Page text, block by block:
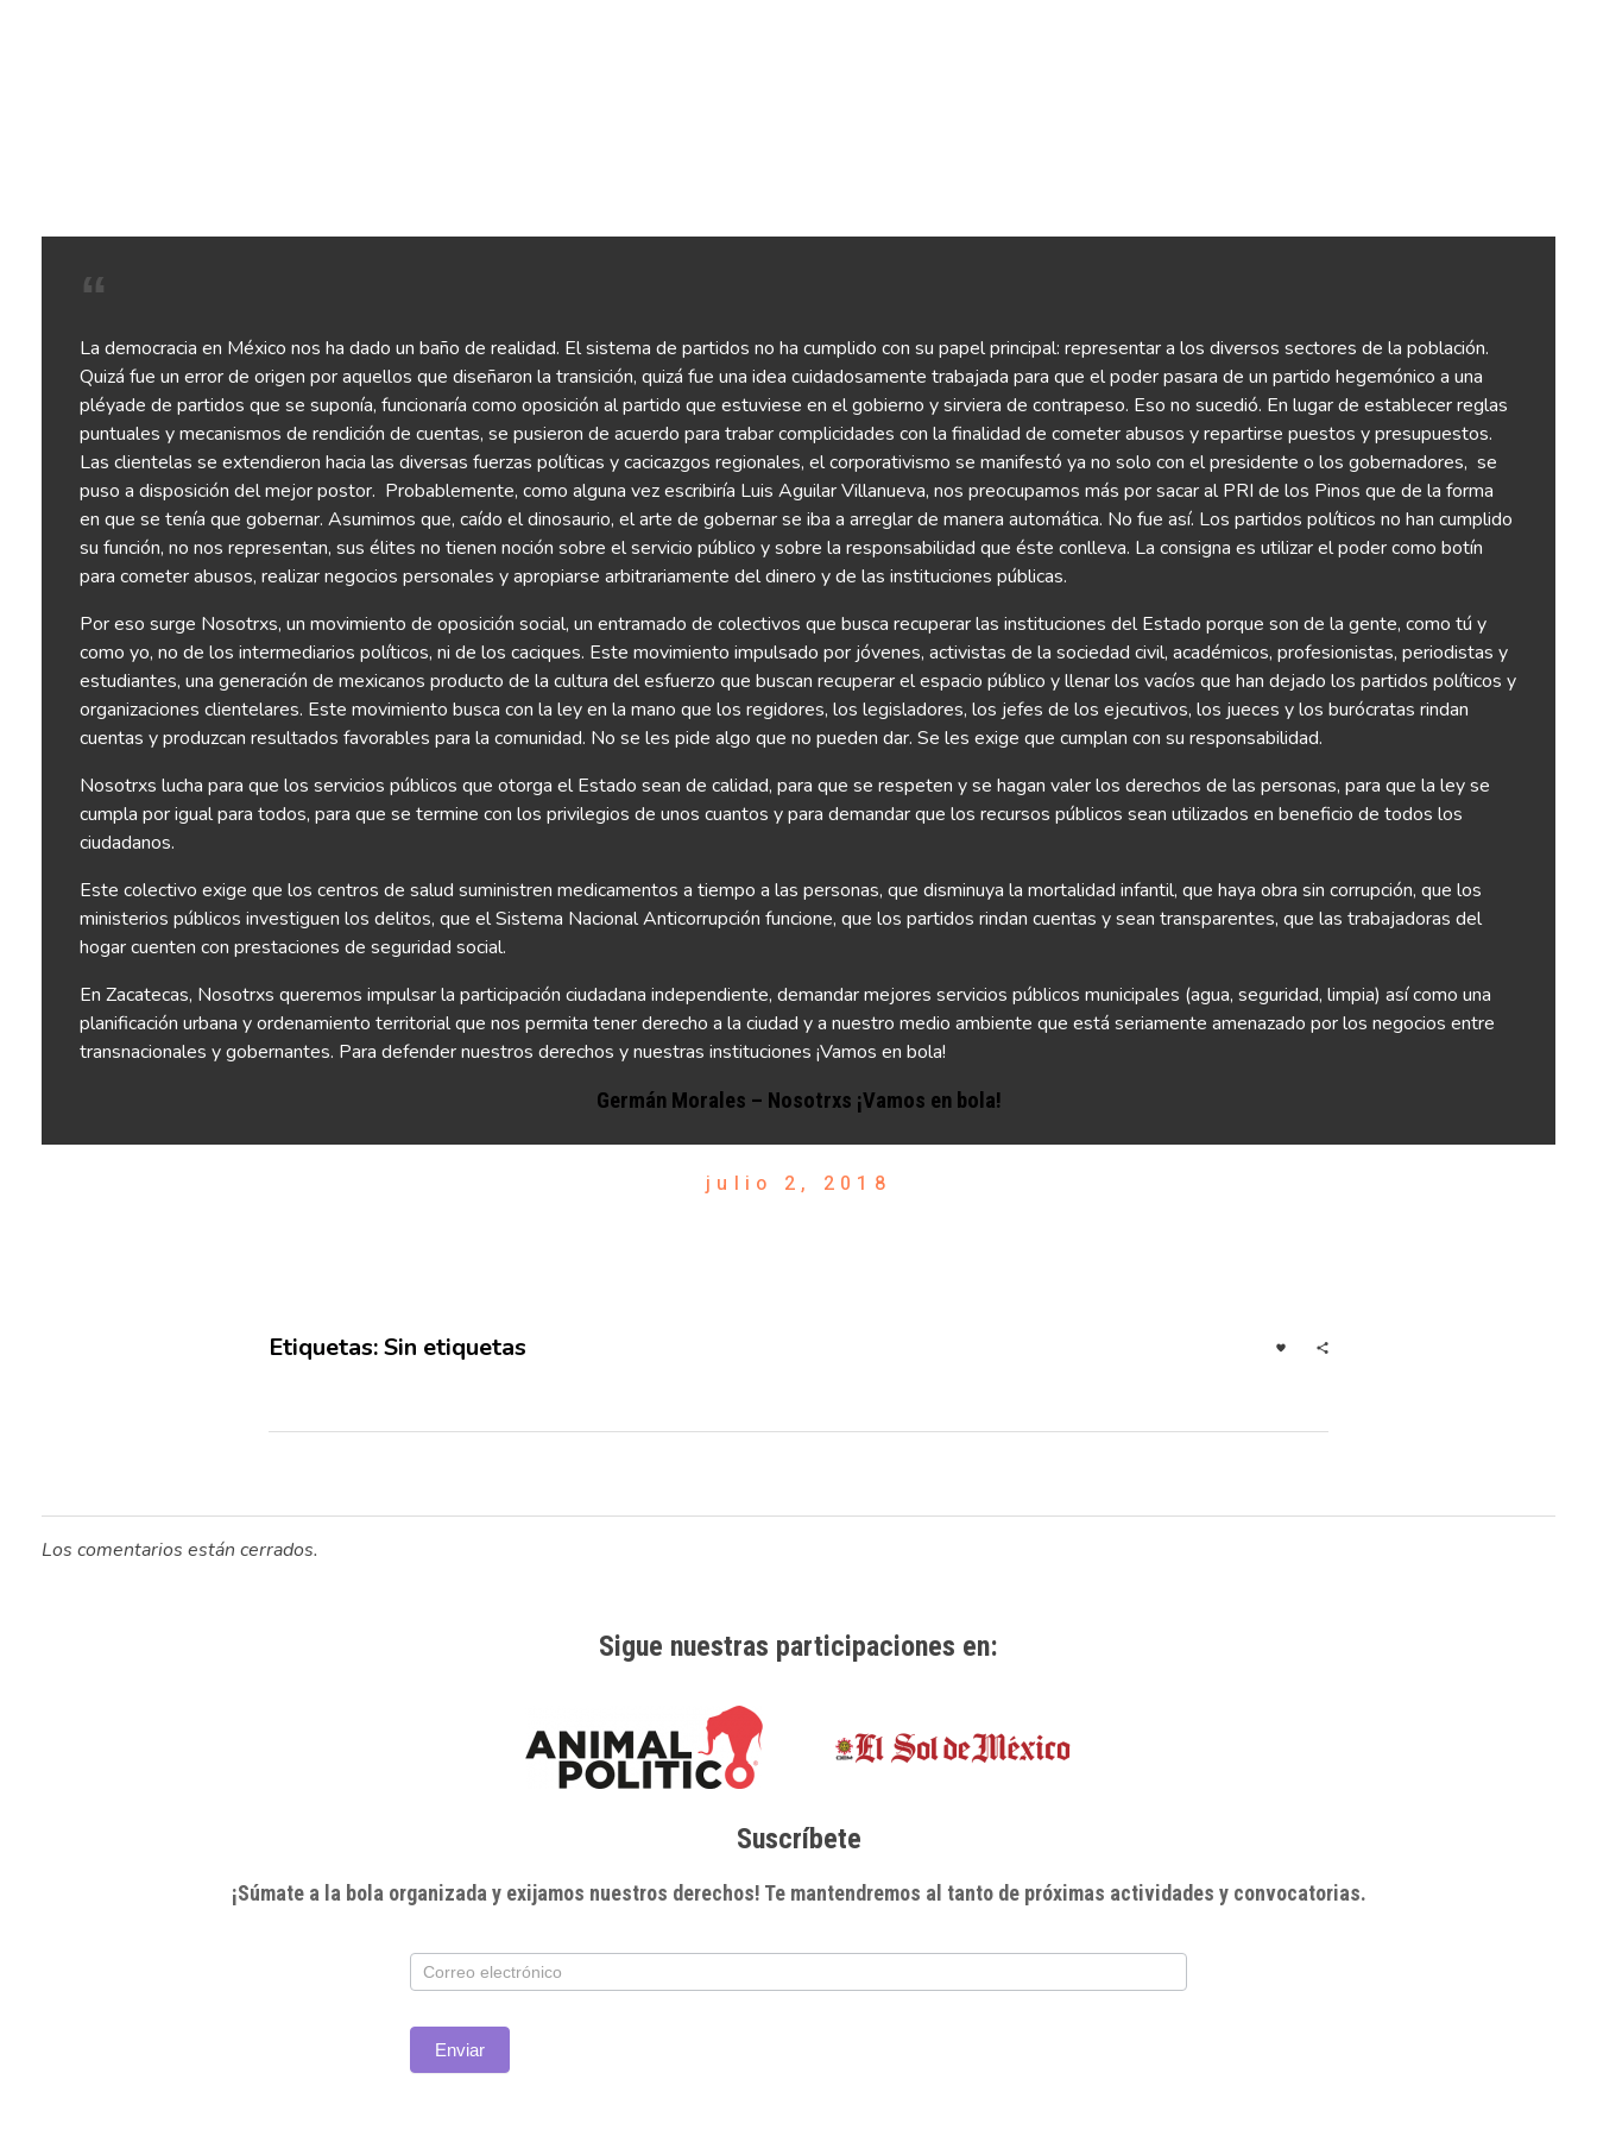
La democracia en México nos ha dado un baño de realidad. El sistema de partidos no ha cumplido con su papel principal: representar a los diversos sectores de la población.
Quizá fue un error de origen por aquellos que diseñaron la transición, quizá fue una idea cuidadosamente trabajada para que el poder pasara de un partido hegemónico a una
pléyade de partidos que se suponía, funcionaría como oposición al partido que estuviese en el gobierno y sirviera de contrapeso. Eso no sucedió. En lugar de establecer reglas
puntuales y mecanismos de rendición de cuentas, se pusieron de acuerdo para trabar complicidades con la finalidad de cometer abusos y repartirse puestos y presupuestos.
Las clientelas se extendieron hacia las diversas fuerzas políticas y cacicazgos regionales, el corporativismo se manifestó ya no solo con el presidente o los gobernadores, se
puso a disposición del mejor postor. Probablemente, como alguna vez escribiría Luis Aguilar Villanueva, nos preocupamos más por sacar al PRI de los Pinos que de la forma
en que se tenía que gobernar. Asumimos que, caído el dinosaurio, el arte de gobernar se iba a arreglar de manera automática. No fue así. Los partidos políticos no han cumplido
su función, no nos representan, sus élites no tienen noción sobre el servicio público y sobre la responsabilidad que éste conlleva. La consigna es utilizar el poder como botín
para cometer abusos, realizar negocios personales y apropiarse arbitrariamente del dinero y de las instituciones públicas.
Por eso surge Nosotrxs, un movimiento de oposición social, un entramado de colectivos que busca recuperar las instituciones del Estado porque son de la gente, como tú y
como yo, no de los intermediarios políticos, ni de los caciques. Este movimiento impulsado por jóvenes, activistas de la sociedad civil, académicos, profesionistas, periodistas y
estudiantes, una generación de mexicanos producto de la cultura del esfuerzo que buscan recuperar el espacio público y llenar los vacíos que han dejado los partidos políticos y
organizaciones clientelares. Este movimiento busca con la ley en la mano que los regidores, los legisladores, los jefes de los ejecutivos, los jueces y los burócratas rindan
cuentas y produzcan resultados favorables para la comunidad. No se les pide algo que no pueden dar. Se les exige que cumplan con su responsabilidad.
Nosotrxs lucha para que los servicios públicos que otorga el Estado sean de calidad, para que se respeten y se hagan valer los derechos de las personas, para que la ley se
cumpla por igual para todos, para que se termine con los privilegios de unos cuantos y para demandar que los recursos públicos sean utilizados en beneficio de todos los
ciudadanos.
Este colectivo exige que los centros de salud suministren medicamentos a tiempo a las personas, que disminuya la mortalidad infantil, que haya obra sin corrupción, que los
ministerios públicos investiguen los delitos, que el Sistema Nacional Anticorrupción funcione, que los partidos rindan cuentas y sean transparentes, que las trabajadoras del
hogar cuenten con prestaciones de seguridad social.
En Zacatecas, Nosotrxs queremos impulsar la participación ciudadana independiente, demandar mejores servicios públicos municipales (agua, seguridad, limpia) así como una
planificación urbana y ordenamiento territorial que nos permita tener derecho a la ciudad y a nuestro medio ambiente que está seriamente amenazado por los negocios entre
transnacionales y gobernantes. Para defender nuestros derechos y nuestras instituciones ¡Vamos en bola!
Germán Morales – Nosotrxs ¡Vamos en bola!
julio 2, 2018
Etiquetas: Sin etiquetas
Los comentarios están cerrados.
Sigue nuestras participaciones en:
Suscríbete
¡Súmate a la bola organizada y exijamos nuestros derechos! Te mantendremos al tanto de próximas actividades y convocatorias.
Subscríbete
Enviar